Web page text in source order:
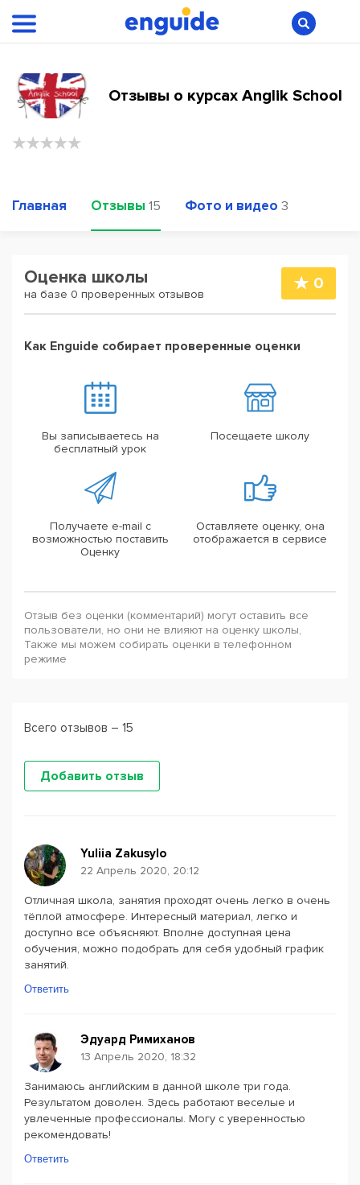
Отзывы о курсах Anglik School
Главная Отзывы 15 Фото и видео 3
Оценка школы
на базе 0 проверенных отзывов
0
Как Enguide собирает проверенные оценки
Вы записываетесь на
бесплатный урок
Посещаете школу
Получаете e-mail с
возможностью поставить
Оценку
Оставляете оценку, она
отображается в сервисе
Отзыв без оценки (комментарий) могут оставить все
пользователи, но они не влияют на оценку школы,
Также мы можем собирать оценки в телефонном
режиме
Всего отзывов – 15
Добавить отзыв
Yuliia Zakusylo
22 Апрель 2020, 20:12
Отличная школа, занятия проходят очень легко в очень
тёплой атмосфере. Интересный материал, легко и
доступно все объясняют. Вполне доступная цена
обучения, можно подобрать для себя удобный график
занятий.
Ответить
Эдуард Римиханов
13 Апрель 2020, 18:32
Занимаюсь английским в данной школе три года.
Результатом доволен. Здесь работают веселые и
увлеченные профессионалы. Могу с уверенностью
рекомендовать!
Ответить